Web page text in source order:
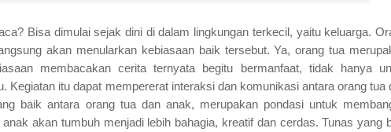
Bisa dimulai sejak dini di dalam lingkungan terkecil, yaitu keluarga.
akan menularkan kebiasaan baik tersebut. Ya, orang tua
membacakan cerita ternyata begitu bermanfaat, tidak hanya
Kegiatan itu dapat mempererat interaksi dan komunikasi antara orang tua
baik antara orang tua dan anak, merupakan pondasi untuk
akan tumbuh menjadi lebih bahagia, kreatif dan cerdas. Tunas yang